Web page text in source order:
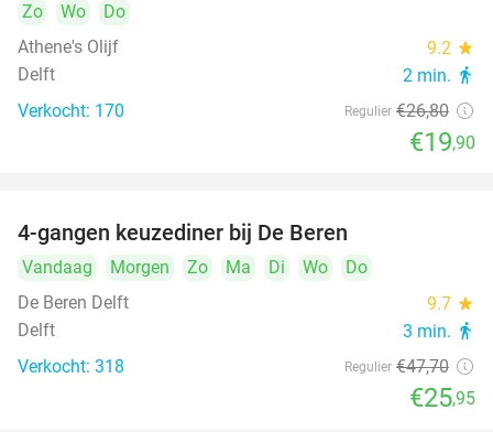
Zo Wo
Do
Athene's Olijf
9.2 star
Delft 2 min. directions_walk
Verkocht: 170 Regulier €26,80
€19,90
4-gangen keuzediner bij De Beren
Vandaag Morgen Zo Ma Di Wo
Do
De Beren Delft
9.7 star
Delft 3 min. directions_walk
Verkocht: 318 Regulier €47,70
€25,95